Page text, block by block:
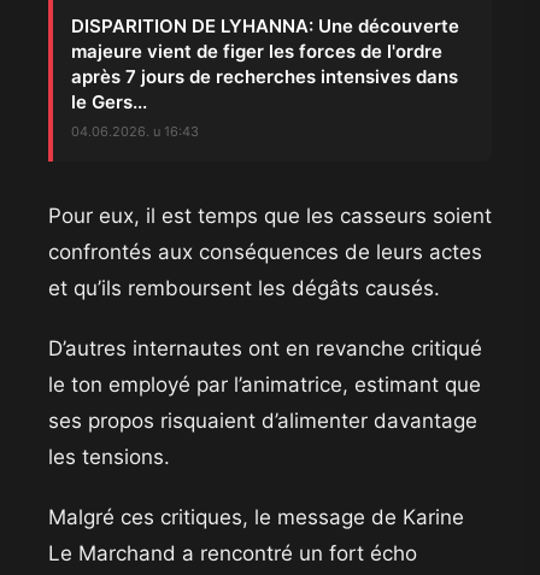
DISPARITION DE LYHANNA: Une découverte
majeure vient de figer les forces de l'ordre
après 7 jours de recherches intensives dans
le Gers...
04.06.2026. u 16:43
Pour eux, il est temps que les casseurs soient
confrontés aux conséquences de leurs actes
et qu’ils remboursent les dégâts causés.
D’autres internautes ont en revanche critiqué
le ton employé par l’animatrice, estimant que
ses propos risquaient d’alimenter davantage
les tensions.
Malgré ces critiques, le message de Karine
Le Marchand a rencontré un fort écho